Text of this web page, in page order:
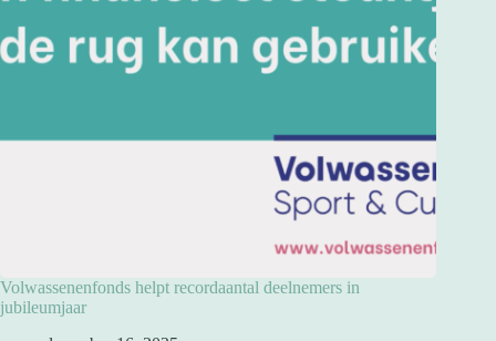
Volwassenenfonds helpt recordaantal deelnemers in
jubileumjaar